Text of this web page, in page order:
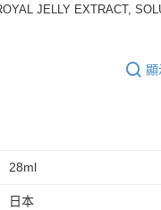
JELLY EXTRACT,
顯
28ml
日本